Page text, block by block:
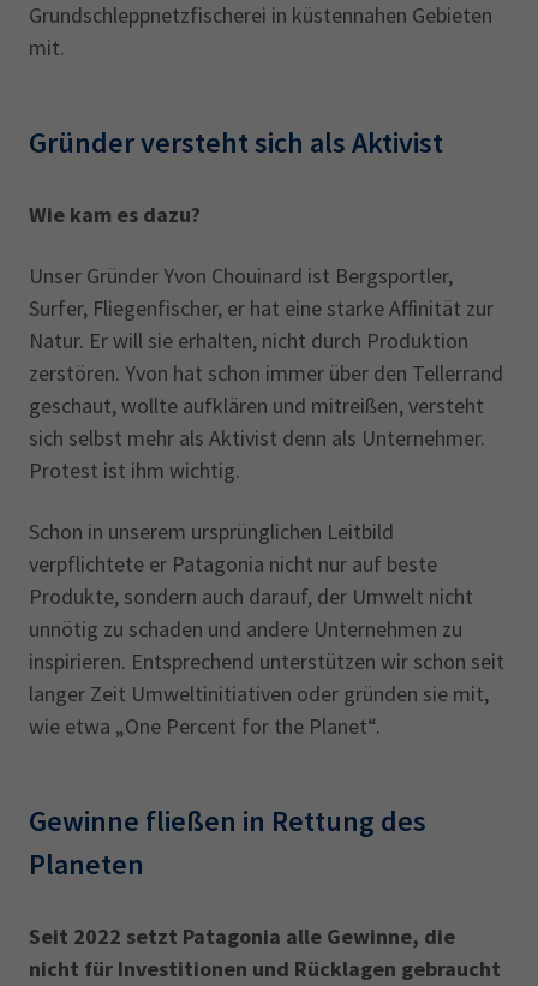
Grundschleppnetzfischerei in küstennahen Gebieten
mit.
Gründer versteht sich als Aktivist
Wie kam es dazu?
Unser Gründer Yvon Chouinard ist Bergsportler,
Surfer, Fliegenfischer, er hat eine starke Affinität zur
Natur. Er will sie erhalten, nicht durch Produktion
zerstören. Yvon hat schon immer über den Tellerrand
geschaut, wollte aufklären und mitreißen, versteht
sich selbst mehr als Aktivist denn als Unternehmer.
Protest ist ihm wichtig.
Schon in unserem ursprünglichen Leitbild
verpflichtete er Patagonia nicht nur auf beste
Produkte, sondern auch darauf, der Umwelt nicht
unnötig zu schaden und andere Unternehmen zu
inspirieren. Entsprechend unterstützen wir schon seit
langer Zeit Umweltinitiativen oder gründen sie mit,
wie etwa „One Percent for the Planet“.
Gewinne fließen in Rettung des
Planeten
Seit 2022 setzt Patagonia alle Gewinne, die
nicht für Investitionen und Rücklagen gebraucht